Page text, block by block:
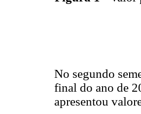
No segundo
final do ano de
apresentou